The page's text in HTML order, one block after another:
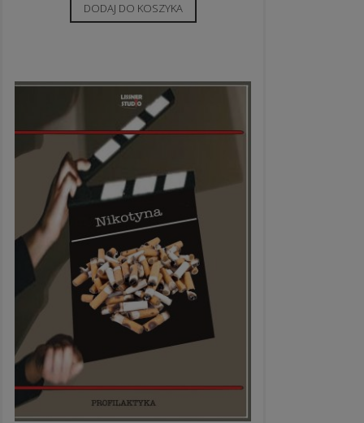
DODAJ DO KOSZYKA